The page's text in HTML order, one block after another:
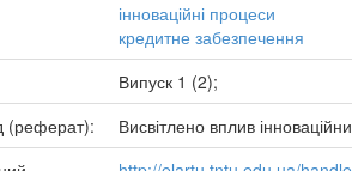
інноваційні процеси
кредитне забезпечення
Випуск 1 (2);
(реферат):
Висвітлено вплив